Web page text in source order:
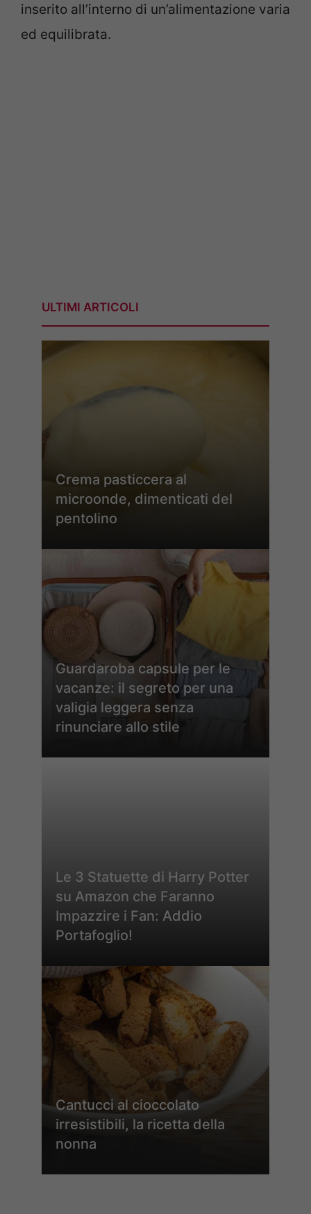
inserito all’interno di un’alimentazione varia
ed equilibrata.
ULTIMI ARTICOLI
Crema pasticcera al
microonde, dimenticati del
pentolino
Guardaroba capsule per le
vacanze: il segreto per una
valigia leggera senza
rinunciare allo stile
Le 3 Statuette di Harry Potter
su Amazon che Faranno
Impazzire i Fan: Addio
Portafoglio!
Cantucci al cioccolato
irresistibili, la ricetta della
nonna